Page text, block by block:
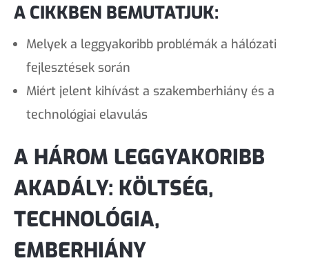
A CIKKBEN BEMUTATJUK:
Melyek a leggyakoribb problémák a hálózati
fejlesztések során
Miért jelent kihívást a szakemberhiány és a
technológiai elavulás
A HÁROM LEGGYAKORIBB
AKADÁLY: KÖLTSÉG,
TECHNOLÓGIA,
EMBERHIÁNY